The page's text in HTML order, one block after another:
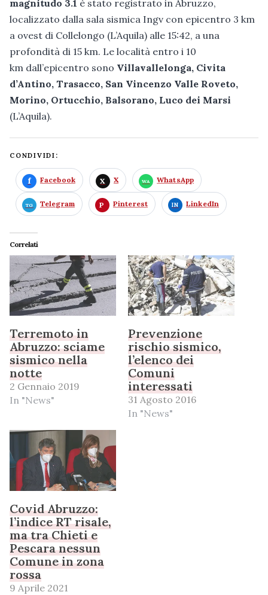
magnitudo 3.1 è stato registrato in Abruzzo,
localizzato dalla sala sismica Ingv con epicentro 3 km
a ovest di Collelongo (L’Aquila) alle 15:42, a una
profondità di 15 km. Le località entro i 10
km dall’epicentro sono Villavallelonga, Civita
d’Antino, Trasacco, San Vincenzo Valle Roveto,
Morino, Ortucchio, Balsorano, Luco dei Marsi
(L’Aquila).
CONDIVIDI:
Facebook X WhatsApp
Telegram Pinterest LinkedIn
Correlati
Terremoto in
Abruzzo: sciame
sismico nella
notte
2 Gennaio 2019
In "News"
Prevenzione
rischio sismico,
l’elenco dei
Comuni
interessati
31 Agosto 2016
In "News"
Covid Abruzzo:
l’indice RT risale,
ma tra Chieti e
Pescara nessun
Comune in zona
rossa
9 Aprile 2021